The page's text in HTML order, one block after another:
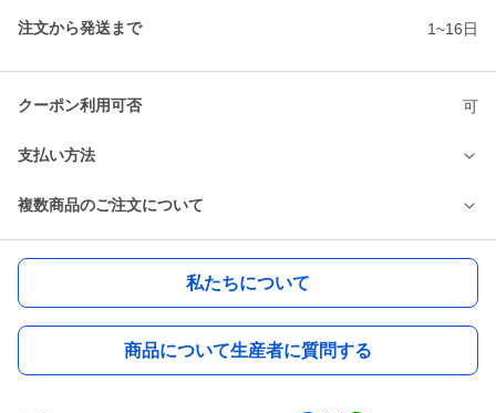
注文から発送まで 1~16日
クーポン利用可否 可
支払い方法
複数商品のご注文について
私たちについて
商品について生産者に質問する